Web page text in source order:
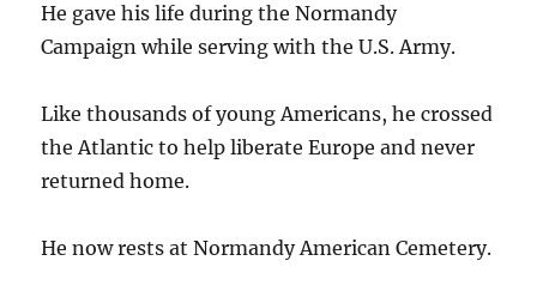
He gave his life during the Normandy
Campaign while serving with the U.S. Army.
Like thousands of young Americans, he crossed
the Atlantic to help liberate Europe and never
returned home.
He now rests at Normandy American Cemetery.